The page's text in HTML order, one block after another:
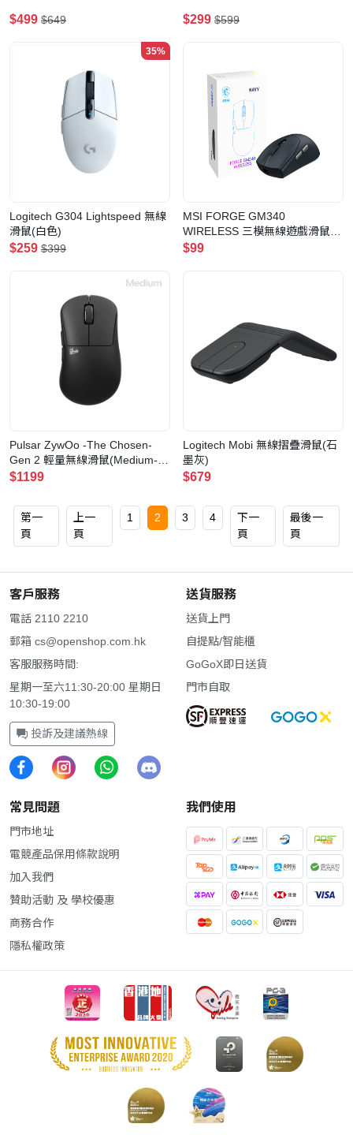
$499 $649 $299 $599
35%
Logitech G304 Lightspeed 無線
滑鼠(白色)
$259 $399
MSI FORGE GM340
WIRELESS 三模無線遊戲滑鼠
(Navy)
$99
Pulsar ZywOo -The Chosen-
Gen 2 輕量無線滑鼠(Medium-黑
色)
$1199
Logitech Mobi 無線摺疊滑鼠(石
墨灰)
$679
第一
頁
上一
頁
1 2 3 4
下一
頁
最後一
頁
客戶服務
電話 2110 2210
郵箱 cs@openshop.com.hk
客服服務時間:
星期一至六11:30-20:00 星期日
10:30-19:00
投訴及建議熱線
送貨服務
送貨上門
自提點/智能櫃
GoGoX即日送貨
門市自取
常見問題
門市地址
電競產品保用條款說明
加入我們
贊助活動 及 學校優惠
商務合作
隱私權政策
我們使用